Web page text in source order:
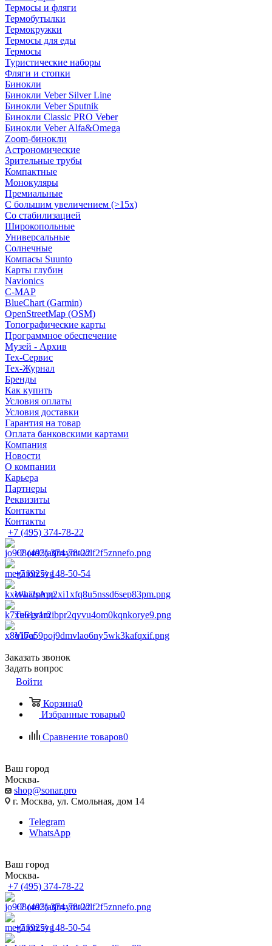
Термосы и фляги
Термобутылки
Термокружки
Термосы для еды
Термосы
Туристические наборы
Фляги и стопки
Бинокли
Бинокли Veber Silver Line
Бинокли Veber Sputnik
Бинокли Classic PRO Veber
Бинокли Veber Alfa&Omega
Zoom-бинокли
Астрономические
Зрительные трубы
Компактные
Монокуляры
Премиальные
С большим увеличением (>15x)
Со стабилизацией
Широкопольные
Универсальные
Солнечные
Компасы Suunto
Карты глубин
Navionics
C-MAP
BlueChart (Garmin)
OpenStreetMap (OSM)
Топографические карты
Программное обеспечение
Музей - Архив
Tex-Сервис
Тех-Журнал
Бренды
Как купить
Условия оплаты
Условия доставки
Гарантия на товар
Оплата банковскими картами
Компания
Новости
О компании
Карьера
Партнеры
Реквизиты
Контакты
Контакты
+7 (495) 374-78-22
+7 (495) 374-78-22
+7 (925) 148-50-54
WhatsApp
Telegram
Viber
Заказать звонок
Задать вопрос
Войти
Корзина0
Избранные товары0
Сравнение товаров0
Ваш город
Москва
shop@sonar.pro
г. Москва, ул. Смольная, дом 14
Telegram
WhatsApp
Ваш город
Москва
+7 (495) 374-78-22
+7 (495) 374-78-22
+7 (925) 148-50-54